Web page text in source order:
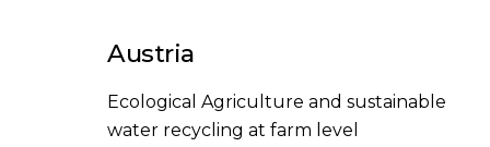
Austria
Ecological Agriculture and sustainable
water recycling at farm level